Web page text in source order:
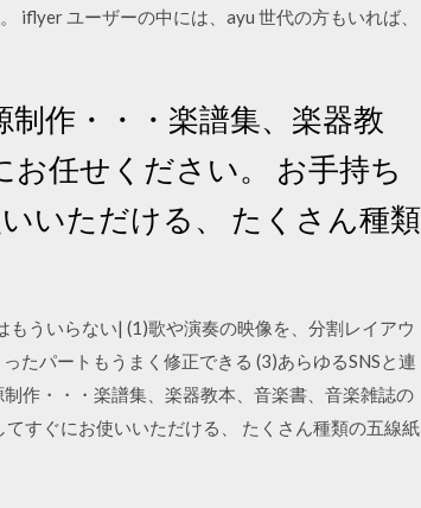
iflyer ユーザーの中には、ayu 世代の方もいれば、
作・・・楽譜集、楽器教
任せください。 お手持ち
いただける、 たくさん種類
ういらない| (1)歌や演奏の映像を、分割レイアウ
たパートもうまく修正できる (3)あらゆるSNSと連
作・・・楽譜集、楽器教本、音楽書、音楽雑誌の
すぐにお使いいただける、 たくさん種類の五線紙